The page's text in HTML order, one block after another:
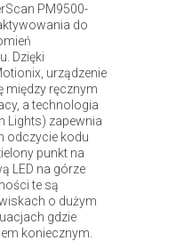
PM9500-
do
Dzięki
urządzenie
między ręcznym
a technologia
Lights) zapewnia
odczycie kodu
punkt na
LED na górze
te są
o dużym
gdzie
koniecznym.